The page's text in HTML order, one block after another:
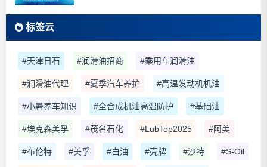
标签云
#天津日石 #润滑油招商 #乘用车润滑油
#润滑油代理 #夏季汽车养护 #高温发动机机油
#小暑养车知识 #全合成机油高温防护 #基础油
#埃克森美孚 #茂名石化 #LubTop2025 #阿美
#布伦特 #美孚 #白油 #壳牌 #沙特 #S-Oil